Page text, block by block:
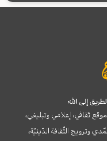
إلى الله
ثقافي، إعلامي وتبليغي،
وترويج الثّقافة الدّينيّة،